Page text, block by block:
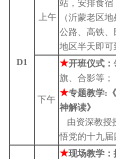
D1
上午
站，安排食宿
（沂蒙老区
公路、高铁
地区半天即可
下午
★开班仪式：
旗、合影等；
★专题教学:
神解读》
由资深教授
悟党的十九届
★现场教学：